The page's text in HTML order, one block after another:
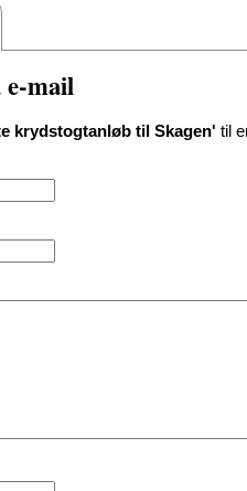
mail
krydstogtanløb til Skagen' til